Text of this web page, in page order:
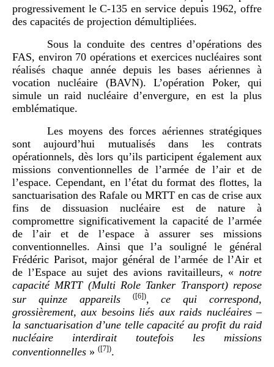
progressivement le C-135 en service depuis 1962, offre
des capacités de projection démultipliées.
Sous la conduite des centres d’opérations des
FAS, environ 70 opérations et exercices nucléaires sont
réalisés chaque année depuis les bases aériennes à
vocation nucléaire (BAVN). L’opération Poker, qui
simule un raid nucléaire d’envergure, en est la plus
emblématique.
Les moyens des forces aériennes stratégiques
sont aujourd’hui mutualisés dans les contrats
opérationnels, dès lors qu’ils participent également aux
missions conventionnelles de l’armée de l’air et de
l’espace. Cependant, en l’état du format des flottes, la
sanctuarisation des Rafale ou MRTT en cas de crise aux
fins de dissuasion nucléaire est de nature à
compromettre significativement la capacité de l’armée
de l’air et de l’espace à assurer ses missions
conventionnelles. Ainsi que l’a souligné le général
Frédéric Parisot, major général de l’armée de l’Air et
de l’Espace au sujet des avions ravitailleurs, « notre
capacité MRTT (Multi Role Tanker Transport) repose
sur quinze appareils
([6]), ce qui correspond,
grossièrement, aux besoins liés aux raids nucléaires –
la sanctuarisation d’une telle capacité au profit du raid
nucléaire interdirait toutefois les missions
conventionnelles » ([7]).